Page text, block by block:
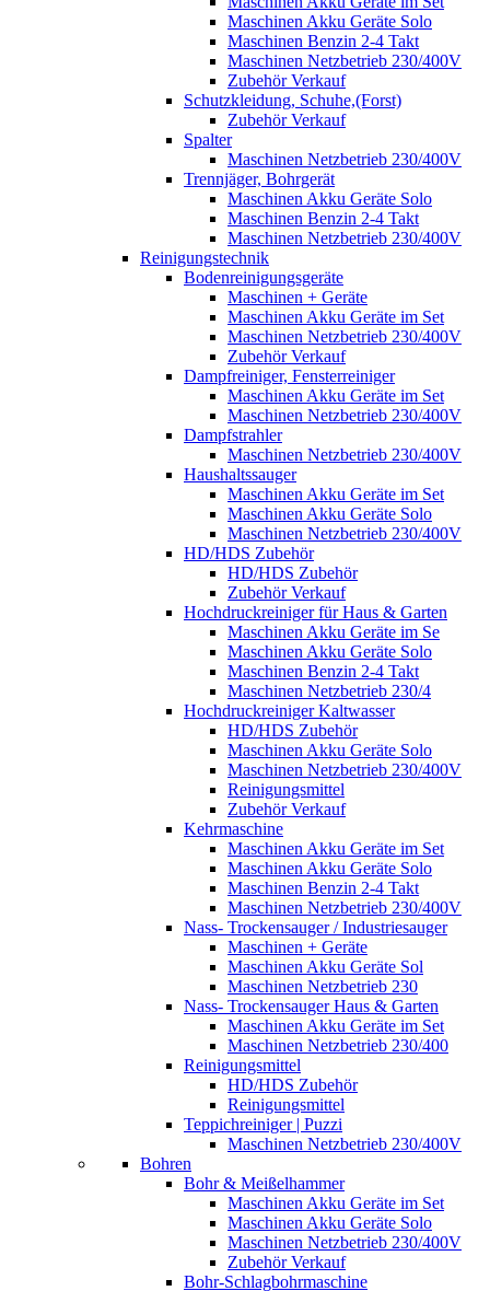
Maschinen Akku Geräte Solo
Maschinen Benzin 2-4 Takt
Maschinen Netzbetrieb 230/400V
Zubehör Verkauf
Schutzkleidung, Schuhe,(Forst)
Zubehör Verkauf
Spalter
Maschinen Netzbetrieb 230/400V
Trennjäger, Bohrgerät
Maschinen Akku Geräte Solo
Maschinen Benzin 2-4 Takt
Maschinen Netzbetrieb 230/400V
Reinigungstechnik
Bodenreinigungsgeräte
Maschinen + Geräte
Maschinen Akku Geräte im Set
Maschinen Netzbetrieb 230/400V
Zubehör Verkauf
Dampfreiniger, Fensterreiniger
Maschinen Akku Geräte im Set
Maschinen Netzbetrieb 230/400V
Dampfstrahler
Maschinen Netzbetrieb 230/400V
Haushaltssauger
Maschinen Akku Geräte im Set
Maschinen Akku Geräte Solo
Maschinen Netzbetrieb 230/400V
HD/HDS Zubehör
HD/HDS Zubehör
Zubehör Verkauf
Hochdruckreiniger für Haus & Garten
Maschinen Akku Geräte im Se
Maschinen Akku Geräte Solo
Maschinen Benzin 2-4 Takt
Maschinen Netzbetrieb 230/4
Hochdruckreiniger Kaltwasser
HD/HDS Zubehör
Maschinen Akku Geräte Solo
Maschinen Netzbetrieb 230/400V
Reinigungsmittel
Zubehör Verkauf
Kehrmaschine
Maschinen Akku Geräte im Set
Maschinen Akku Geräte Solo
Maschinen Benzin 2-4 Takt
Maschinen Netzbetrieb 230/400V
Nass- Trockensauger / Industriesauger
Maschinen + Geräte
Maschinen Akku Geräte Sol
Maschinen Netzbetrieb 230
Nass- Trockensauger Haus & Garten
Maschinen Akku Geräte im Set
Maschinen Netzbetrieb 230/400
Reinigungsmittel
HD/HDS Zubehör
Reinigungsmittel
Teppichreiniger | Puzzi
Maschinen Netzbetrieb 230/400V
Bohren
Bohr & Meißelhammer
Maschinen Akku Geräte im Set
Maschinen Akku Geräte Solo
Maschinen Netzbetrieb 230/400V
Zubehör Verkauf
Bohr-Schlagbohrmaschine